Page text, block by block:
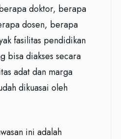
doktor, berapa
dosen, berapa
fasilitas pendidikan
bisa diakses secara
adat dan marga
dikuasai oleh
ini adalah